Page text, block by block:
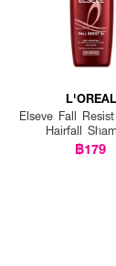
L'OREAL
Elseve Fall
Hairfall
Scalp+Hair
฿179